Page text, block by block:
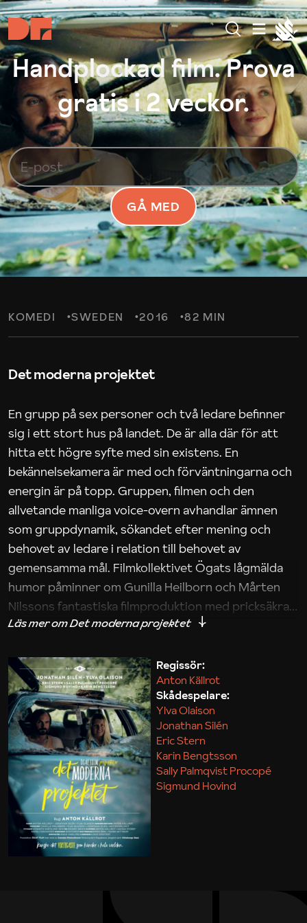
Handplockad film. Prova
gratis i 2 veckor.
GÅ MED
KOMEDI SWEDEN 2016 82 MIN
Det moderna projektet
En grupp på sex personer och två ledare befinner
sig i ett stort hus på landet. De är alla där för att
hitta ett högre syfte med sin existens. En
bekännelsekamera är med och förväntningarna och
energin är på topp. Gruppen, filmen och den
allvetande manliga voice-overn avhandlar ämnen
som gruppdynamik, sökandet efter mening och
behovet av ledare i relation till behovet av
gemensamma mål. Filmkollektivet Ögats lågmälda
humor påminner om Gunilla Heilborn och Mårten
Nilssons fantastiska filmproduktion med pricksäkra
iakttagelser om hur svårt det kan vara att omsätta
Maja Kekonius
Regissör:
Anton Källrot
Skådespelare:
Ylva Olaison
Jonathan Silén
Eric Stern
Karin Bengtsson
Sally Palmqvist Procopé
Sigmund Hovind